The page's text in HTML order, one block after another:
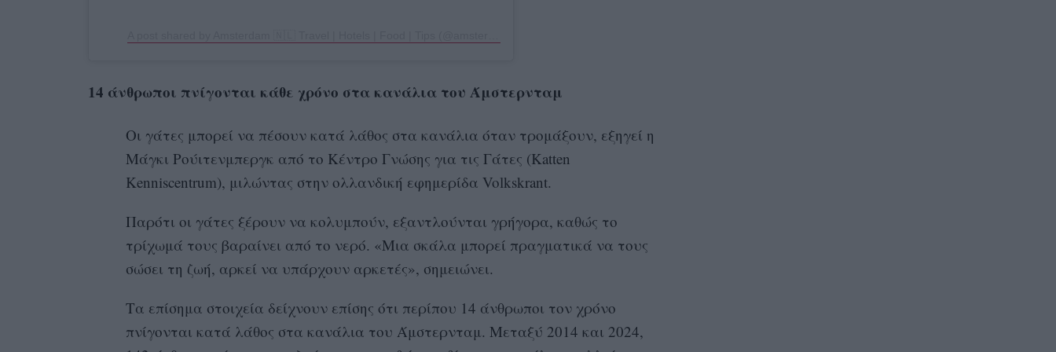
14 άνθρωποι πνίγονται κάθε χρόνο στα κανάλια του Άμστερνταμ
Οι γάτες μπορεί να πέσουν κατά λάθος στα κανάλια όταν τρομάξουν, εξηγεί η
Μάγκι Ρούιτενμπεργκ από το Κέντρο Γνώσης για τις Γάτες (Katten
Kenniscentrum), μιλώντας στην ολλανδική εφημερίδα Volkskrant.
Παρότι οι γάτες ξέρουν να κολυμπούν, εξαντλούνται γρήγορα, καθώς το
τρίχωμά τους βαραίνει από το νερό. «Μια σκάλα μπορεί πραγματικά να τους
σώσει τη ζωή, αρκεί να υπάρχουν αρκετές», σημειώνει.
Τα επίσημα στοιχεία δείχνουν επίσης ότι περίπου 14 άνθρωποι τον χρόνο
πνίγονται κατά λάθος στα κανάλια του Άμστερνταμ. Μεταξύ 2014 και 2024,